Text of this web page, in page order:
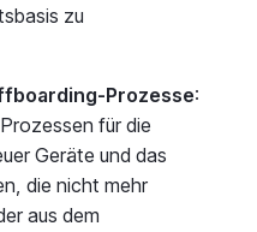
zu
Prozesse:
für die
Geräte und das
die nicht mehr
aus dem